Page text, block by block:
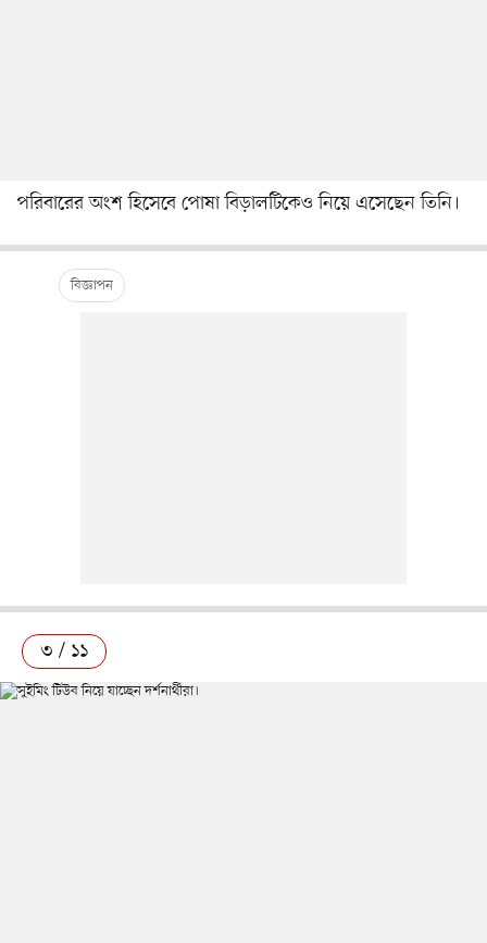
পরিবারের অংশ হিসেবে পোষা বিড়ালটিকেও নিয়ে এসেছেন তিনি।
৩ / ১১